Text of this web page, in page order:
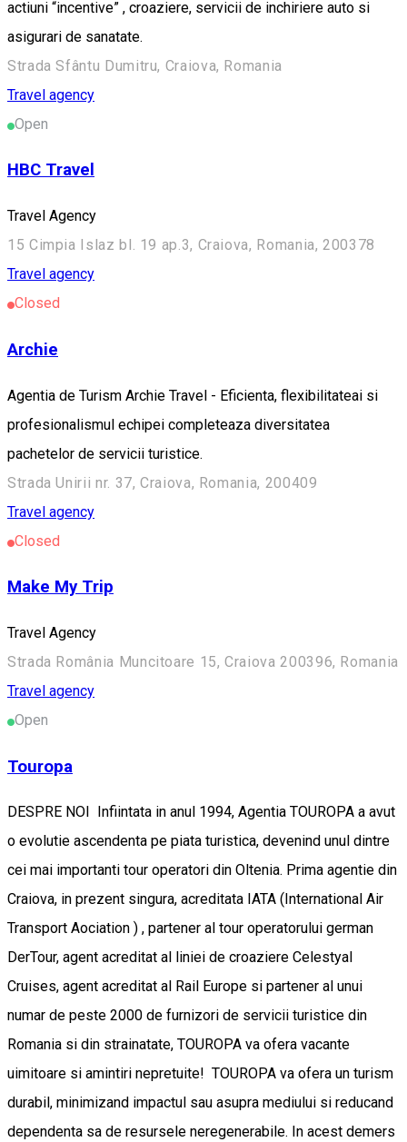
actiuni “incentive” , croaziere, servicii de inchiriere auto si
asigurari de sanatate.
Strada Sfântu Dumitru, Craiova, Romania
Travel agency
Open
HBC Travel
Travel Agency
15 Cimpia Islaz bl. 19 ap.3, Craiova, Romania, 200378
Travel agency
Closed
Archie
Agentia de Turism Archie Travel - Eficienta, flexibilitateai si
profesionalismul echipei completeaza diversitatea
pachetelor de servicii turistice.
Strada Unirii nr. 37, Craiova, Romania, 200409
Travel agency
Closed
Make My Trip
Travel Agency
Strada România Muncitoare 15, Craiova 200396, Romania
Travel agency
Open
Touropa
DESPRE NOI Infiintata in anul 1994, Agentia TOUROPA a avut
o evolutie ascendenta pe piata turistica, devenind unul dintre
cei mai importanti tour operatori din Oltenia. Prima agentie din
Craiova, in prezent singura, acreditata IATA (International Air
Transport Aociation ) , partener al tour operatorului german
DerTour, agent acreditat al liniei de croaziere Celestyal
Cruises, agent acreditat al Rail Europe si partener al unui
numar de peste 2000 de furnizori de servicii turistice din
Romania si din strainatate, TOUROPA va ofera vacante
uimitoare si amintiri nepretuite! TOUROPA va ofera un turism
durabil, minimizand impactul sau asupra mediului si reducand
dependenta sa de resursele neregenerabile. In acest demers